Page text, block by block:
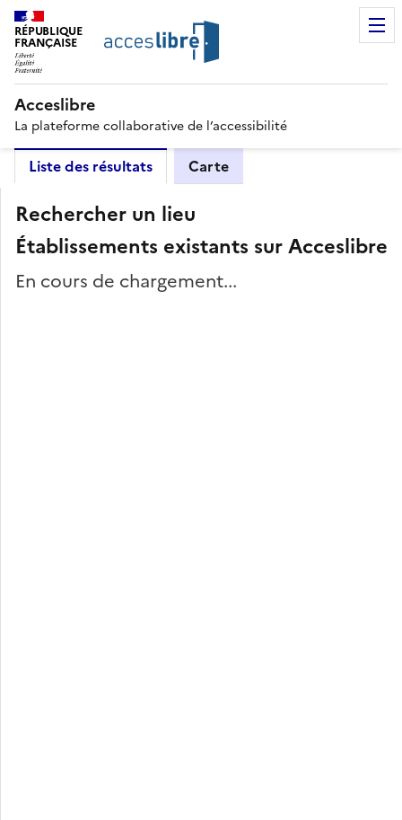
RÉPUBLIQUE
FRANÇAISE
Acceslibre
La plateforme collaborative de l’accessibilité
Liste des résultats Carte
Rechercher un lieu
Établissements existants sur Acceslibre
En cours de chargement...